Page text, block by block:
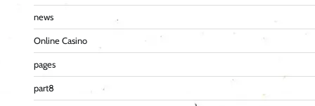
news
Online Casino
pages
part8